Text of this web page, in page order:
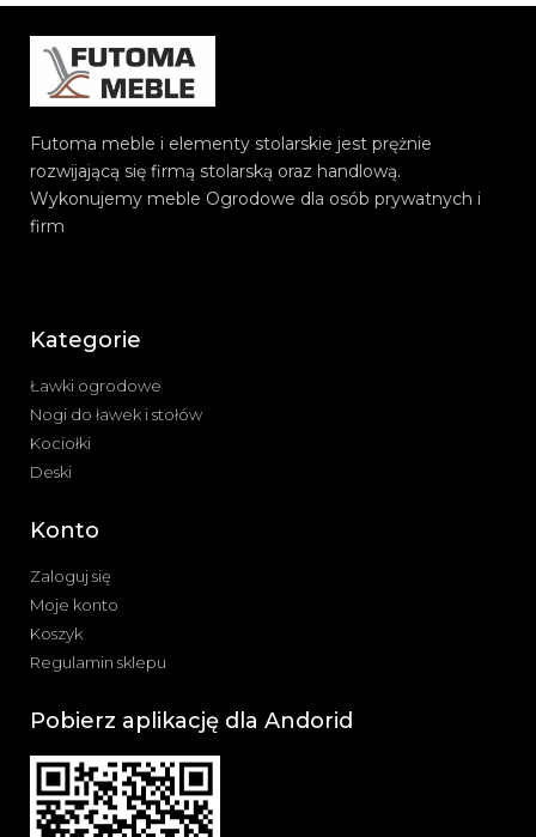
Futoma meble i elementy stolarskie jest prężnie
rozwijającą się firmą stolarską oraz handlową.
Wykonujemy meble Ogrodowe dla osób prywatnych i
firm
Kategorie
Ławki ogrodowe
Nogi do ławek i stołów
Kociołki
Deski
Konto
Zaloguj się
Moje konto
Koszyk
Regulamin sklepu
Pobierz aplikację dla Andorid